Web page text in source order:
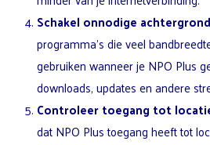
Schakel onnodige
programma’s die veel
gebruiken wanneer je NPO Plus
downloads, updates en andere
Controleer toegang tot
dat NPO Plus toegang heeft tot